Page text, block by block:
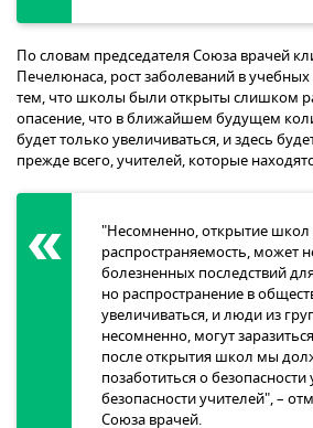
По словам председателя Союза врачей
Печелюнаса, рост заболеваний в учебных
тем, что школы были открыты слишком
опасение, что в ближайшем будущем
будет только увеличиваться, и здесь
прежде всего, учителей, которые
"Несомненно, открытие школ
распространяемость, может
болезненных последствий
но распространение в
увеличиваться, и люди из
несомненно, могут
после открытия школ мы
позаботиться о
безопасности учителей", –
Союза врачей.